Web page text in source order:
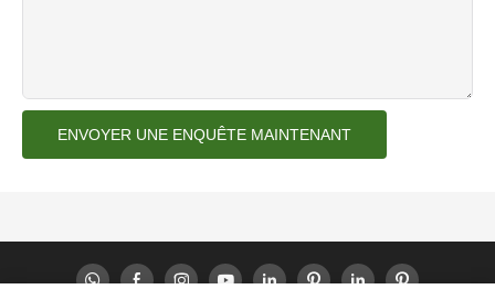
ENVOYER UNE ENQUÊTE MAINTENANT